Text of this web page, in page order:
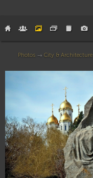
Photos → City & Architecture